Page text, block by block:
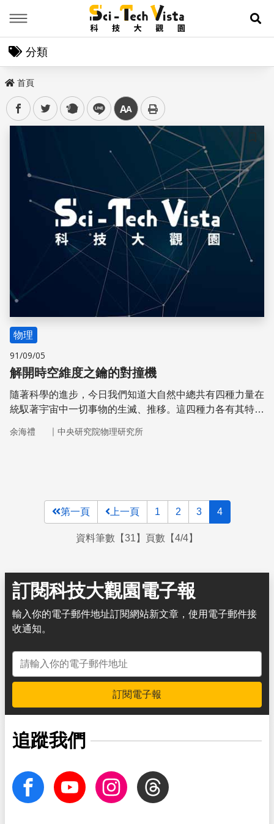
展
分類
首頁
facebooktwitter plurk line 中
儲存
物理
91/09/05
解開時空維度之鑰的對撞機
隨著科學的進步，今日我們知道大自然中總共有四種力量在
統馭著宇宙中一切事物的生滅、推移。這四種力各有其特
余海禮 ｜ 中央研究院物理研究所
第一頁 上一頁 1 2 3 4
資料筆數【31】頁數【4/4】
訂閱科技大觀園電子報
輸入你的電子郵件地址訂閱網站新文章，使用電子郵件接
收通知。
電子郵件地址
訂閱電子報
追蹤我們
facebook Youtube InstagramThreads